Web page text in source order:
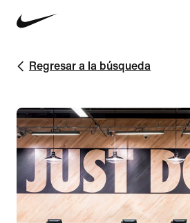
Regresar a la búsqueda